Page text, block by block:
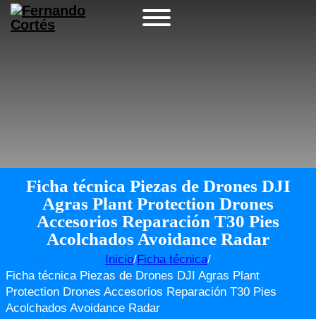
Ficha técnica Piezas de Drones DJI
Agras Plant Protection Drones
Accesorios Reparación T30 Pies
Acolchados Avoidance Radar
Inicio/Ficha técnica/
Ficha técnica Piezas de Drones DJI Agras Plant
Protection Drones Accesorios Reparación T30 Pies
Acolchados Avoidance Radar